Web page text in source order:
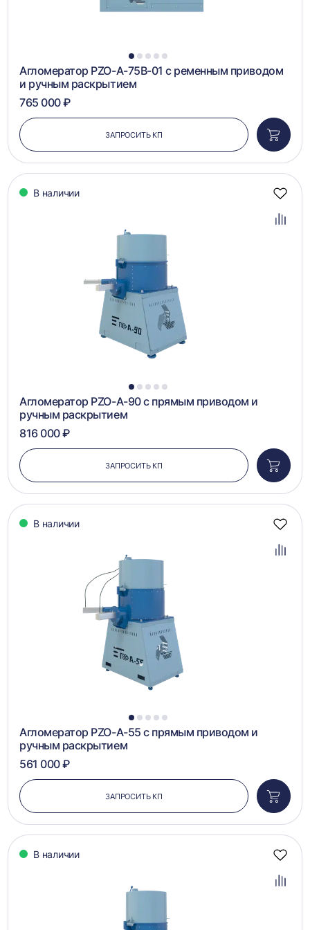
1 2 3 4 5
Агломератор PZO-A-75B-01 с ременным приводом
и ручным раскрытием
765 000 ₽
ЗАПРОСИТЬ КП
в
В наличии
1 2 3 4 5
Агломератор PZO-А-90 с прямым приводом и
ручным раскрытием
816 000 ₽
ЗАПРОСИТЬ КП
в
В наличии
1 2 3 4 5
Агломератор PZO-А-55 с прямым приводом и
ручным раскрытием
561 000 ₽
ЗАПРОСИТЬ КП
в
В наличии